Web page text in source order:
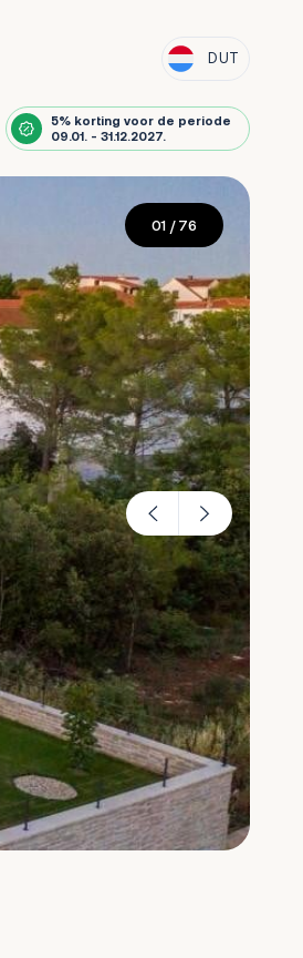
DUT
5% korting voor de periode
09.01. - 31.12.2027.
01 / 76